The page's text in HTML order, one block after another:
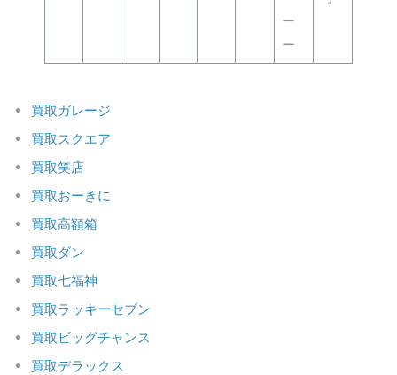
ー
ー
買取ガレージ
買取スクエア
買取笑店
買取おーきに
買取高額箱
買取ダン
買取七福神
買取ラッキーセブン
買取ビッグチャンス
買取デラックス